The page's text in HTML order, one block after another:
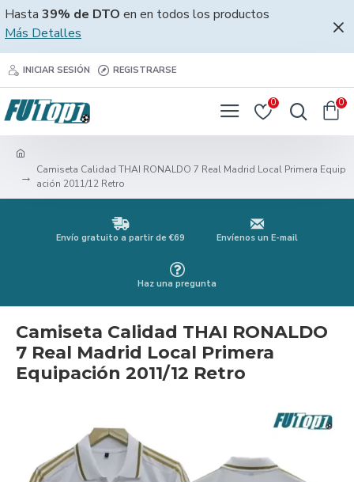
Hasta 39% de DTO en en todos los productos
Más Detalles
INICIAR SESIÓN REGISTRARSE
0 0
Camiseta Calidad THAI RONALDO 7 Real Madrid Local Primera Equip
ación 2011/12 Retro
Envío gratuito a partir de €69 Envíenos un E-mail
Haz una pregunta
Camiseta Calidad THAI RONALDO
7 Real Madrid Local Primera
Equipación 2011/12 Retro